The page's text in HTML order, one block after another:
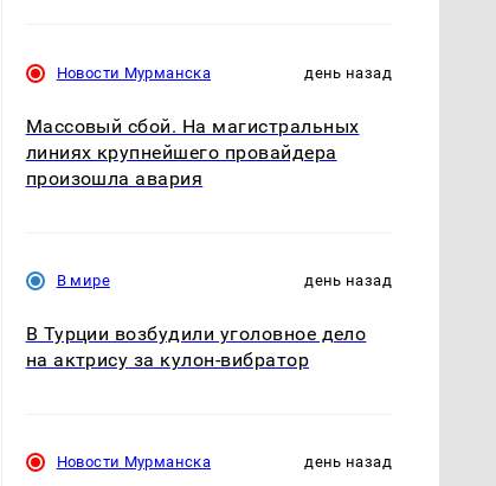
Новости Мурманска день назад
Массовый сбой. На магистральных
линиях крупнейшего провайдера
произошла авария
В мире день назад
В Турции возбудили уголовное дело
на актрису за кулон-вибратор
Новости Мурманска день назад